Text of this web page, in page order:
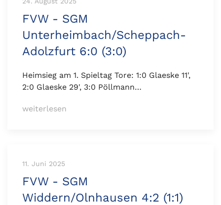
FVW - SGM
Unterheimbach/Scheppach-
Adolzfurt 6:0 (3:0)
Heimsieg am 1. Spieltag Tore: 1:0 Glaeske 11',
2:0 Glaeske 29', 3:0 Pöllmann…
weiterlesen
11. Juni 2025
FVW - SGM
Widdern/Olnhausen 4:2 (1:1)